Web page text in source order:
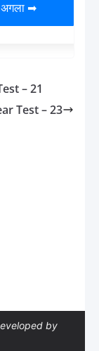
अगला ➡
– 21
Test – 23
by